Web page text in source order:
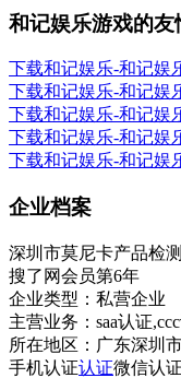
和记娱乐游戏的友
下载和记娱乐-和记娱
下载和记娱乐-和记娱
下载和记娱乐-和记娱
下载和记娱乐-和记娱
下载和记娱乐-和记娱
企业档案
深圳市莫尼卡产品检
搜了网会员第6年
企业类型： 私营企业
主营业务： saa认证
所在地区： 广东深圳
手机认证认证微信认证